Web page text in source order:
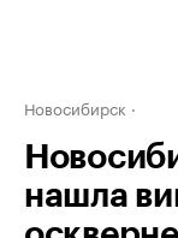
Новосибирск
нашла